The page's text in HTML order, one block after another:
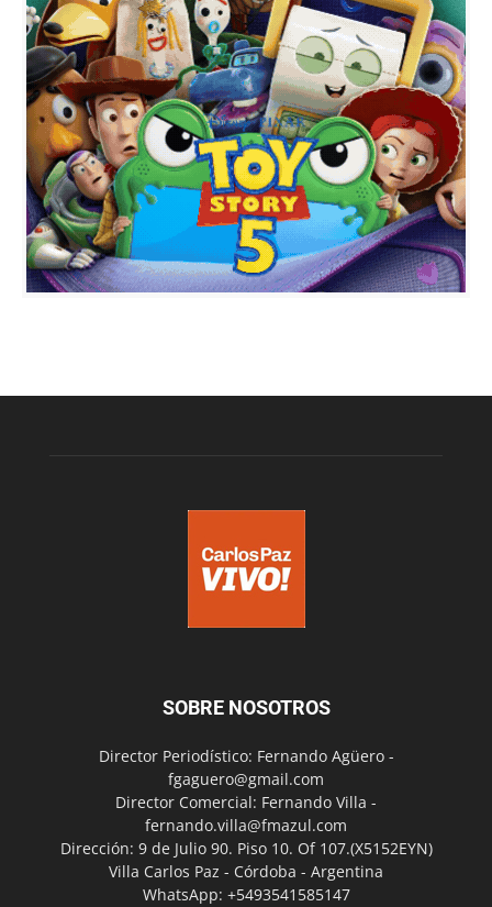
SOBRE NOSOTROS
Director Periodístico: Fernando Agüero -
fgaguero@gmail.com
Director Comercial: Fernando Villa -
fernando.villa@fmazul.com
Dirección: 9 de Julio 90. Piso 10. Of 107.(X5152EYN)
Villa Carlos Paz - Córdoba - Argentina
WhatsApp: +5493541585147